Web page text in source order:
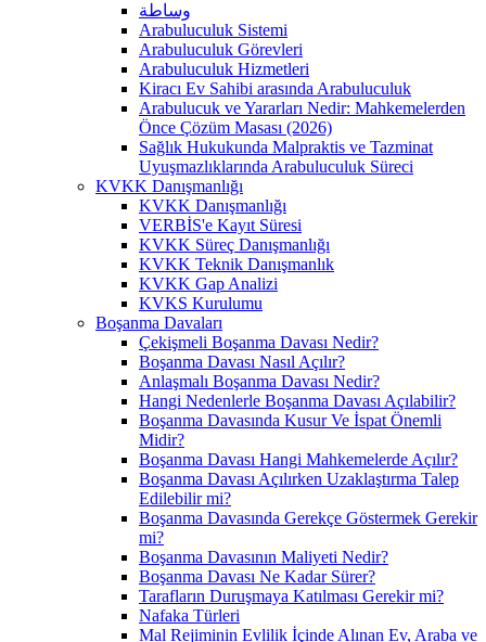
وساطة
Arabuluculuk Sistemi
Arabuluculuk Görevleri
Arabuluculuk Hizmetleri
Kiracı Ev Sahibi arasında Arabuluculuk
Arabulucuk ve Yararları Nedir: Mahkemelerden
Önce Çözüm Masası (2026)
Sağlık Hukukunda Malpraktis ve Tazminat
Uyuşmazlıklarında Arabuluculuk Süreci
KVKK Danışmanlığı
KVKK Danışmanlığı
VERBİS'e Kayıt Süresi
KVKK Süreç Danışmanlığı
KVKK Teknik Danışmanlık
KVKK Gap Analizi
KVKS Kurulumu
Boşanma Davaları
Çekişmeli Boşanma Davası Nedir?
Boşanma Davası Nasıl Açılır?
Anlaşmalı Boşanma Davası Nedir?
Hangi Nedenlerle Boşanma Davası Açılabilir?
Boşanma Davasında Kusur Ve İspat Önemli
Midir?
Boşanma Davası Hangi Mahkemelerde Açılır?
Boşanma Davası Açılırken Uzaklaştırma Talep
Edilebilir mi?
Boşanma Davasında Gerekçe Göstermek Gerekir
mi?
Boşanma Davasının Maliyeti Nedir?
Boşanma Davası Ne Kadar Sürer?
Tarafların Duruşmaya Katılması Gerekir mi?
Nafaka Türleri
Mal Rejiminin Evlilik İçinde Alınan Ev, Araba ve